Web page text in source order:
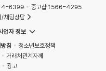
술과 공존하기 위해서는 미술에 대
다고 주장한다. 그는 미술품이 되
시 어떤 의미를 지니고 그 의미가
있어야 한다는 것이다. 다시 말해
할 수 있는 비평이 뒷받침되어야
6399
중고샵 1566-4295
채팅상담
업자 정보
침
청소년보호정책
거래처관계자께
광고